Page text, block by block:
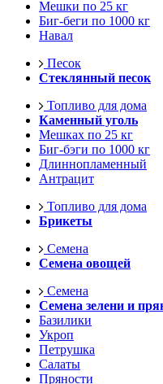
Мешки по 25 кг
Биг-беги по 1000 кг
Навал
Песок
Стеклянный песок
Топливо для дома
Каменный уголь
Мешках по 25 кг
Биг-бэги по 1000 кг
Длиннопламенный
Антрацит
Топливо для дома
Брикеты
Семена
Семена овощей
Семена
Семена зелени и
Базилики
Укроп
Петрушка
Салаты
Пряности